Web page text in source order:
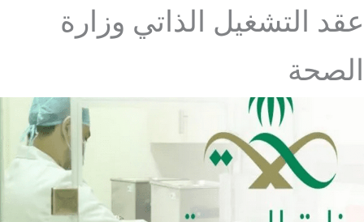
عقد التشغيل الذاتي وزارة
الصحة